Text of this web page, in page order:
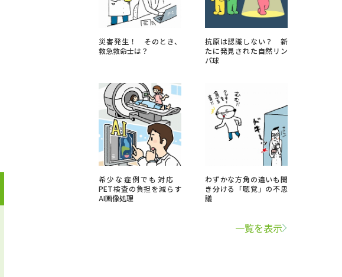
このサイトについて
受付内容・発送状況の確認 テレメール
お支払いサイト
お問合せ先 テレメール進学カタログ訂正のご案内
災害発生！ そのとき、
救急救命士は？
抗原は認識しない？ 新
たに発見された自然リン
パ球
希少な症例でも対応
PET検査の負担を減らす
AI画像処理
わずかな方角の違いも聞
き分ける「聴覚」の不思
議
一覧を表示